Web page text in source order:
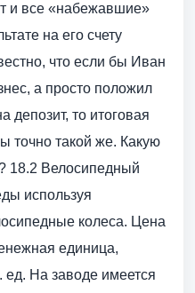
и все «набежавшие»
на его счету
что если бы Иван
а просто положил
депозит, то итоговая
точно такой же. Какую
18.2 Велосипедный
используя
колеса. Цена
единица,
На заводе имеется